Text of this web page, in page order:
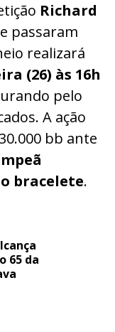
Richard
passaram
realizará
(26) às 16h
pelo
A ação
bb ante
o bracelete.
65 da